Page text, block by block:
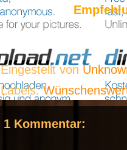
Eingestellt von
Labels:
1 Kommentar: